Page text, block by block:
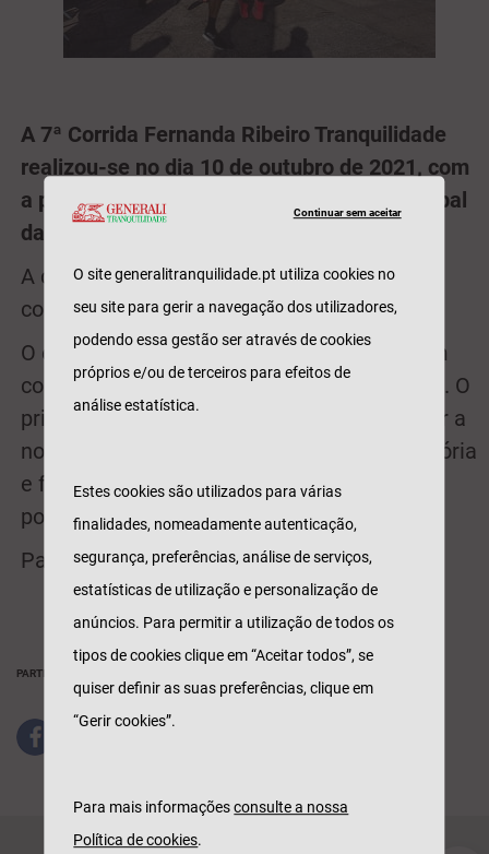
A 7ª Corrida Fernanda Ribeiro Tranquilidade
realizou-se no dia 10 de outubro de 2021, com
a partida e chegada junto à Câmara Municipal
da Maia.
A corrida tinha duas opções de percurso:
corrida de 10 km ou caminhada de 4 km.
O evento foi organizado pela EventSport em
conjunto com a Academia Fernanda Ribeiro. O
principal objetivo da corrida foi homenagear a
nossa atleta Fernanda Ribeiro pela sua história
e feitos conquistados enquanto atleta
portuguesa.
Para mais informações consulteaqui
PARTILHAR
Continuar sem aceitar
O site generalitranquilidade.pt utiliza cookies no
seu site para gerir a navegação dos utilizadores,
podendo essa gestão ser através de cookies
próprios e/ou de terceiros para efeitos de
análise estatística.
Estes cookies são utilizados para várias
finalidades, nomeadamente autenticação,
segurança, preferências, análise de serviços,
estatísticas de utilização e personalização de
anúncios. Para permitir a utilização de todos os
tipos de cookies clique em “Aceitar todos”, se
quiser definir as suas preferências, clique em
“Gerir cookies”.
Para mais informaçõesconsulte a nossa
Política de cookies.